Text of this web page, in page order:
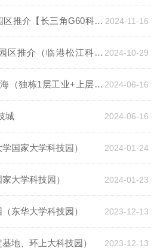
区推介【长三角G60科创 2024-11-16
区推介（临港松江科技 2024-10-29
（独栋1层工业+上层办 2024-06-16
城 2024-06-16
国家大学科技园） 2024-01-24
大学科技园） 2024-01-23
东华大学科技园） 2023-12-13
地、环上大科技园） 2023-12-13